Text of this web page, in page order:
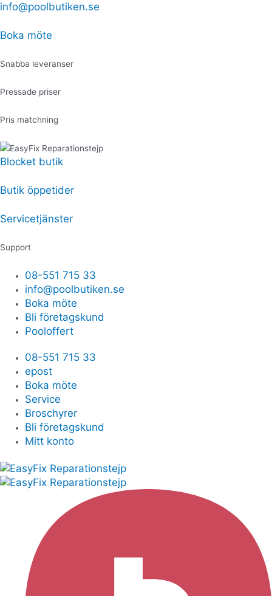
Hoppa
innehåll
info@poolbutiken.se
Boka möte
Snabba leveranser
Pressade priser
Pris matchning
Blocket butik
Butik öppetider
Servicetjänster
Support
08-551 715 33
info@poolbutiken.se
Boka möte
Bli företagskund
Pooloffert
08-551 715 33
epost
Boka möte
Service
Broschyrer
Bli företagskund
Mitt konto
Produktsökning
Produktsökning